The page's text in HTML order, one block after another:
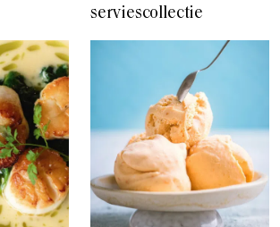
serviescollectie